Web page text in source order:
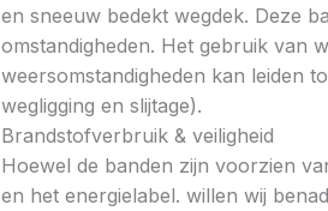
en sneeuw bedekt wegdek. Deze
omstandigheden. Het gebruik van
weersomstandigheden kan leiden
wegligging en slijtage).
Brandstofverbruik & veiligheid
Hoewel de banden zijn voorzien
en het energielabel. willen wij